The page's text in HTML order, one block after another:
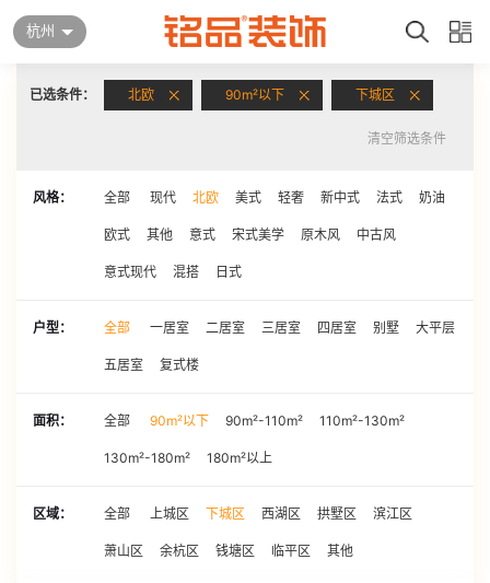
杭州
已选条件： 北欧 90m²以下 下城区
清空筛选条件
风格： 全部 现代 北欧 美式 轻奢 新中式 法式 奶油
欧式 其他 意式 宋式美学 原木风 中古风
意式现代 混搭 日式
户型： 全部 一居室 二居室 三居室 四居室 别墅 大平层
五居室 复式楼
面积： 全部 90m²以下 90m²-110m² 110m²-130m²
130m²-180m² 180m²以上
区域： 全部 上城区 下城区 西湖区 拱墅区 滨江区
萧山区 余杭区 钱塘区 临平区 其他